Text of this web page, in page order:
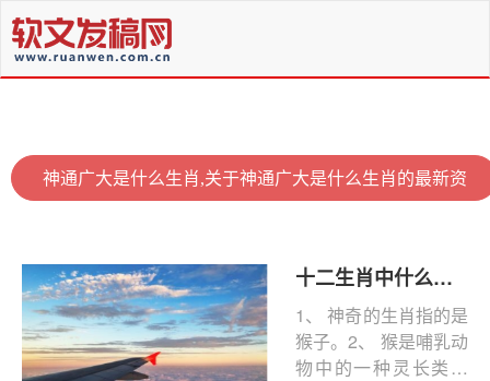
神通广大是什么生肖,关于神通广大是什么生肖的最新资
十二生肖中什么生肖神通广大(十二生肖哪只神通广大)
1、 神奇的生肖指的是
猴子。2、 猴是哺乳动
物中的一种灵长类动